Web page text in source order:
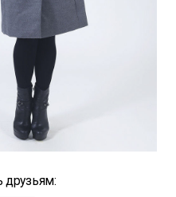
друзьям: